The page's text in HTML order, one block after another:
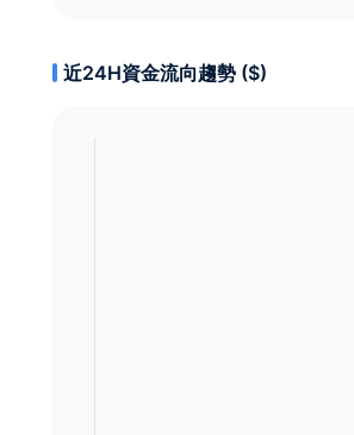
近24H資金流向趨勢 ($)